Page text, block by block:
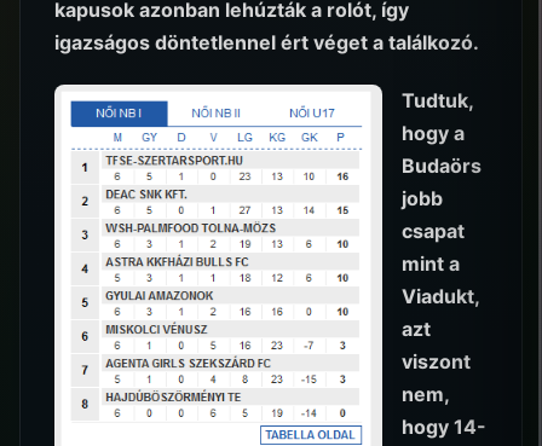
kapusok azonban lehúzták a rolót, így
igazságos döntetlennel ért véget a találkozó.
Tudtuk,
hogy a
Budaörs
jobb
csapat
mint a
Viadukt,
azt
viszont
nem,
hogy 14-